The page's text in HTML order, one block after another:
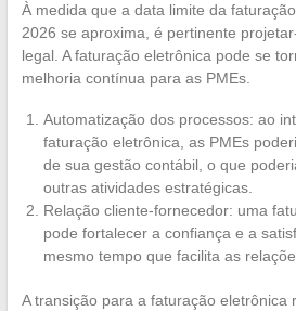
À medida que a data limite da
2026 se aproxima, é pertinente
legal. A faturação eletrônica pode se
melhoria contínua para as PMEs.
Automatização dos processos: ao
faturação eletrônica, as PMEs
de sua gestão contábil, o que
outras atividades estratégicas.
Relação cliente-fornecedor: uma
pode fortalecer a confiança e a
mesmo tempo que facilita as
A transição para a faturação eletrônica